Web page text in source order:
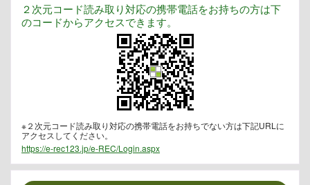
２次元コード読み取り対応の携帯電話をお持ちの方は下
のコードからアクセスできます。
※２次元コード読み取り対応の携帯電話をお持ちでない方は下記URLに
アクセスしてください。
https://e-rec123.jp/e-REC/Login.aspx